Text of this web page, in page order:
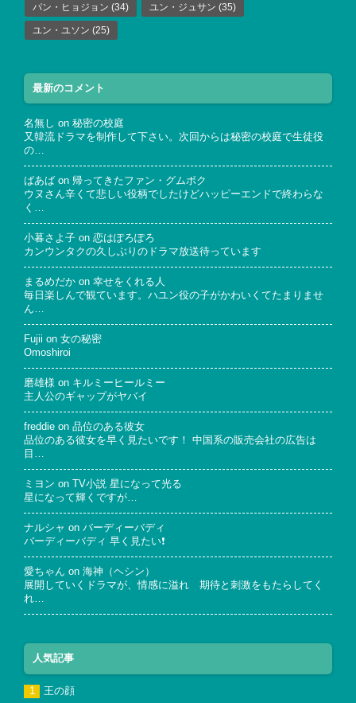
パン・ヒョジョン (34) ユン・ジュサン (35)
ユン・ユソン (25)
最新のコメント
名無し on 秘密の校庭
又韓流ドラマを制作して下さい。次回からは秘密の校庭で生徒役
の…
ばあば on 帰ってきたファン・グムボク
ウヌさん辛くて悲しい役柄でしたけどハッピーエンドで終わらな
く…
小暮さよ子 on 恋はぽろぽろ
カンウンタクの久しぶりのドラマ放送待っています
まるめだか on 幸せをくれる人
毎日楽しんで観ています。ハユン役の子がかわいくてたまりませ
ん…
Fujii on 女の秘密
Omoshiroi
磨雄様 on キルミーヒールミー
主人公のギャップがヤバイ
freddie on 品位のある彼女
品位のある彼女を早く見たいです！ 中国系の販売会社の広告は
目…
ミヨン on TV小説 星になって光る
星になって輝くですが…
ナルシャ on バーディーバディ
バーディーバディ 早く見たい❗
愛ちゃん on 海神（ヘシン）
展開していくドラマが、情感に溢れ 期待と刺激をもたらしてく
れ…
人気記事
王の顔